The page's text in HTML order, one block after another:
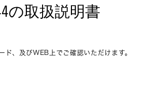
の取扱説明書
ド、及びWEB上でご確認いただけます。